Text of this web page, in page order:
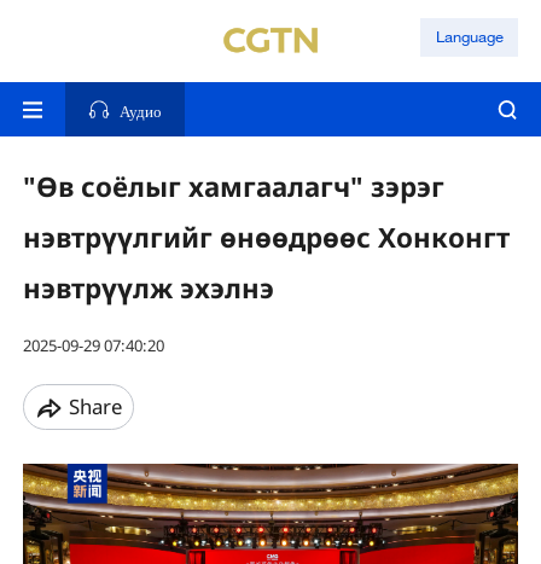
Language
Аудио
"Өв соёлыг хамгаалагч" зэрэг
нэвтрүүлгийг өнөөдрөөс Хонконгт
нэвтрүүлж эхэлнэ
2025-09-29 07:40:20
Share